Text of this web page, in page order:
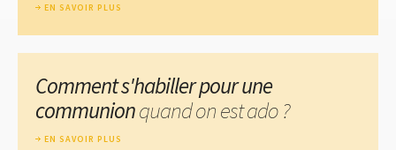
EN SAVOIR PLUS
Comment s'habiller pour une
communionquand on est ado ?
EN SAVOIR PLUS